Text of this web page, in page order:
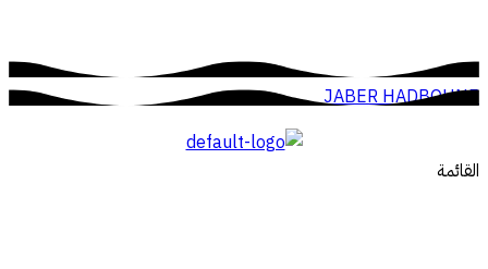
JABER HADBOUNE
القائمة